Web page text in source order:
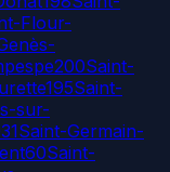
Flour-
200Saint-
195Saint-
sur-
Saint-Germain-
60Saint-